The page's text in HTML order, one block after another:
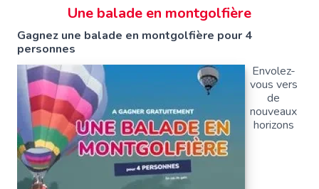
Une balade en montgolfière
Gagnez une balade en montgolfière pour 4
personnes
Envolez-
vous vers
de
nouveaux
horizons